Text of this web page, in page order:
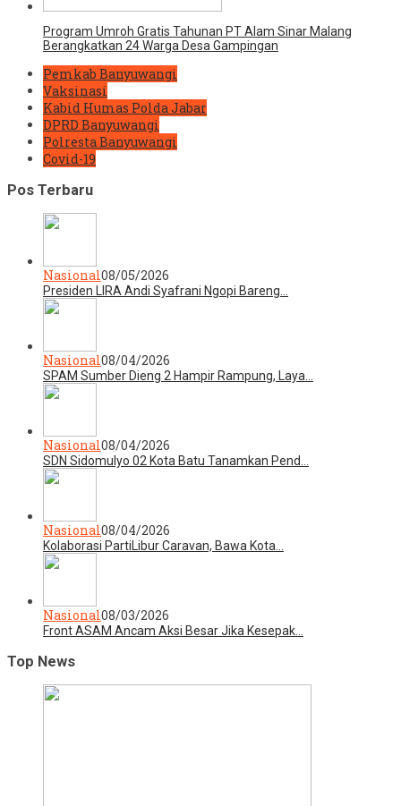
Program Umroh Gratis Tahunan PT Alam Sinar Malang
Berangkatkan 24 Warga Desa Gampingan
Pemkab Banyuwangi
Vaksinasi
Kabid Humas Polda Jabar
DPRD Banyuwangi
Polresta Banyuwangi
Covid-19
Pos Terbaru
Nasional08/05/2026
Presiden LIRA Andi Syafrani Ngopi Bareng…
Nasional08/04/2026
SPAM Sumber Dieng 2 Hampir Rampung, Laya…
Nasional08/04/2026
SDN Sidomulyo 02 Kota Batu Tanamkan Pend…
Nasional08/04/2026
Kolaborasi PartiLibur Caravan, Bawa Kota…
Nasional08/03/2026
Front ASAM Ancam Aksi Besar Jika Kesepak…
Top News